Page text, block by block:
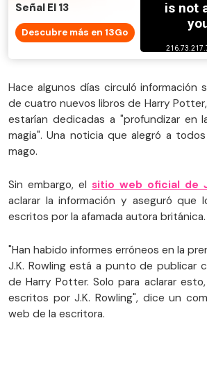
Señal El 13
Descubre más en 13Go
Hace algunos días circuló información
de cuatro nuevos libros de Harry
estarían dedicadas a "profundizar en
magia". Una noticia que alegró a
mago.
Sin embargo, el sitio web oficial de
aclarar la información y aseguró que
escritos por la afamada autora británica.
"Han habido informes erróneos en la
J.K. Rowling está a punto de publicar
de Harry Potter. Solo para aclarar
escritos por J.K. Rowling", dice un
web de la escritora.